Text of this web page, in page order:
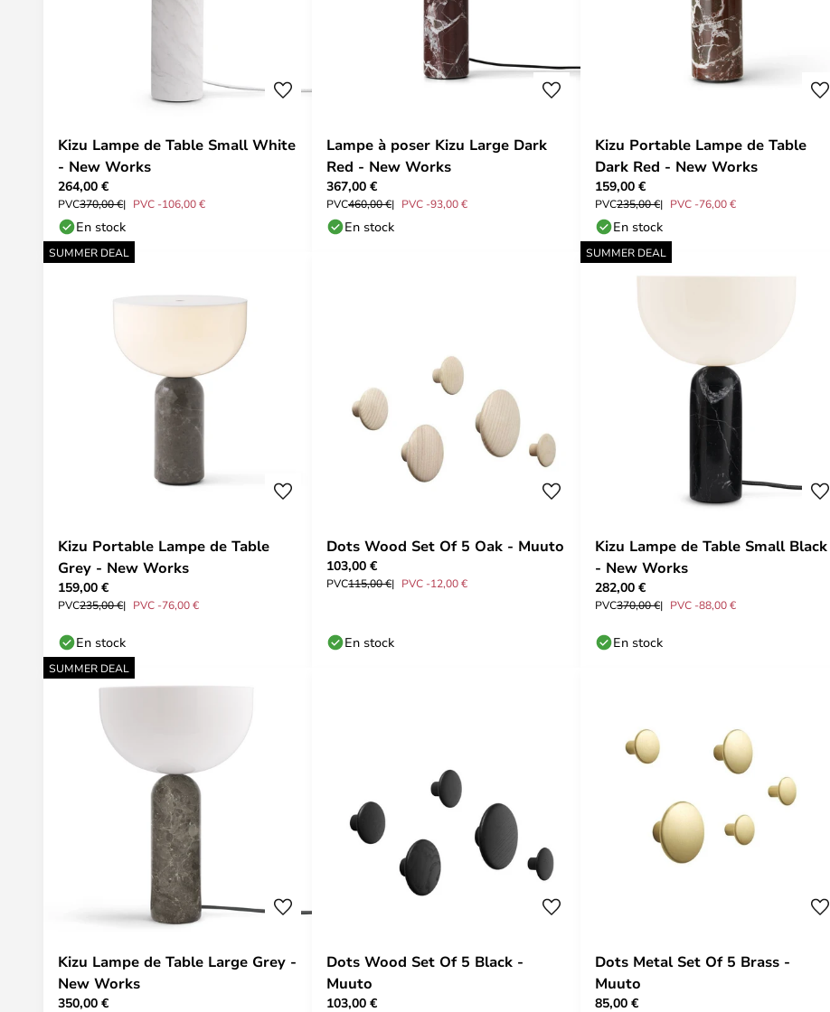
Kizu Lampe de Table Small White
- New Works
264,00 €
PVC370,00 € PVC -106,00 €
En stock
Lampe à poser Kizu Large Dark
Red - New Works
367,00 €
PVC460,00 € PVC -93,00 €
En stock
Kizu Portable Lampe de Table
Dark Red - New Works
159,00 €
PVC235,00 € PVC -76,00 €
En stock
SUMMER DEAL
Kizu Portable Lampe de Table
Grey - New Works
159,00 €
PVC235,00 € PVC -76,00 €
En stock
Dots Wood Set Of 5 Oak - Muuto
103,00 €
PVC115,00 € PVC -12,00 €
En stock
SUMMER DEAL
Kizu Lampe de Table Small Black
- New Works
282,00 €
PVC370,00 € PVC -88,00 €
En stock
SUMMER DEAL
Kizu Lampe de Table Large Grey -
New Works
350,00 €
Dots Wood Set Of 5 Black -
Muuto
103,00 €
Dots Metal Set Of 5 Brass -
Muuto
85,00 €